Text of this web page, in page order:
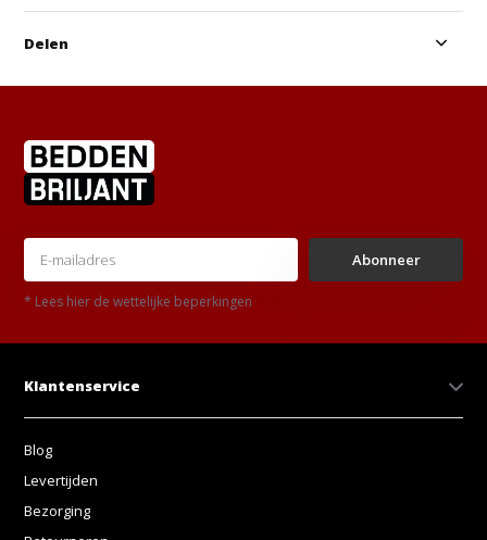
Delen
Abonneer
* Lees hier de wettelijke beperkingen
Klantenservice
Blog
Levertijden
Bezorging